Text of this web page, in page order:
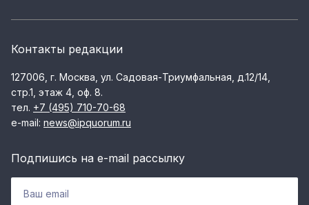
Контакты редакции
127006, г. Москва, ул. Садовая-Триумфальная, д.12/14,
стр.1, этаж 4, оф. 8.
тел. +7 (495) 710-70-68
e-mail: news@ipquorum.ru
Подпишись на e-mail рассылку